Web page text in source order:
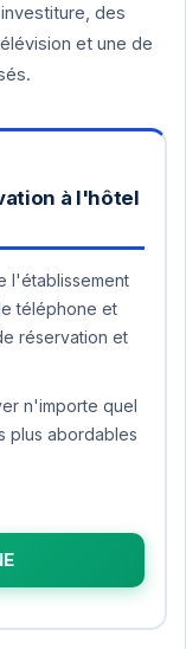
des
et une de
à l'hôtel
l'établissement
téléphone et
réservation et
n'importe quel
plus abordables